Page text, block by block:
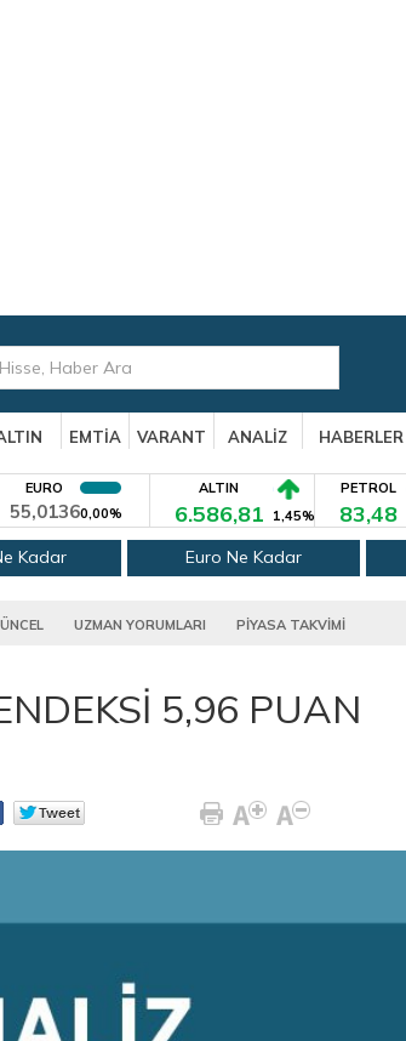
EMTİA VARANT ANALİZ HABERLER
EURO
55,01360,00%
ALTIN
6.586,81 1,45%
PETROL
83,48
Kadar Euro Ne Kadar
UZMAN YORUMLARI PİYASA TAKVİMİ
5,96 PUAN